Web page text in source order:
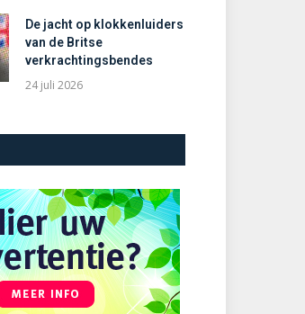
De jacht op klokkenluiders
van de Britse
verkrachtingsbendes
24 juli 2026